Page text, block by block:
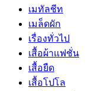
เมทัลชีท
เมล็ดผัก
เรื่องทั่วไป
เสื้อผ้าแฟชั่น
เสื้อยืด
เสื้อโปโล